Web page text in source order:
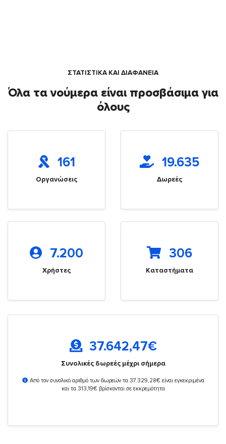
ΣΤΑΤΙΣΤΙΚΑ ΚΑΙ ΔΙΑΦΑΝΕΙΑ
Όλα τα νούμερα είναι προσβάσιμα για
όλους
161
Οργανώσεις
19.635
Δωρεές
7.200
Χρήστες
306
Καταστήματα
37.642,47€
Συνολικές δωρεές μέχρι σήμερα
Από τον συνολικό αριθμό των δωρεών τα 37.329,28€ είναι εγκεκριμένα
και τα 313,19€ βρίσκονται σε εκκρεμότητα